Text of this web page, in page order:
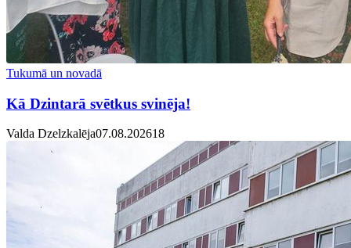
Tukumā un novadā
Kā Dzintarā svētkus svinēja!
Valda Dzelzkalēja07.08.202618